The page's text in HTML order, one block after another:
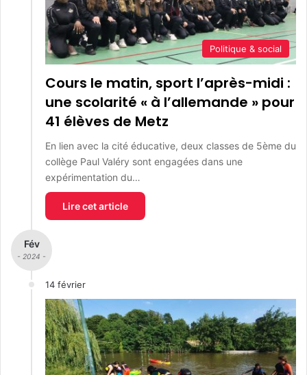
Politique & social
Cours le matin, sport l’après-midi :
une scolarité « à l’allemande » pour
41 élèves de Metz
En lien avec la cité éducative, deux classes de 5ème du
collège Paul Valéry sont engagées dans une
expérimentation du…
Lire cet article
Fév
- 2024 -
14 février